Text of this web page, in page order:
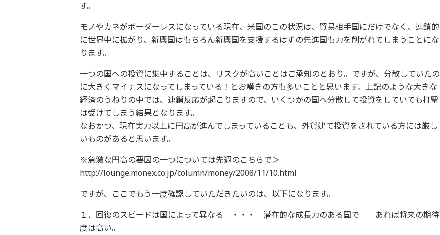
す。
モノやカネがボーダーレスになっている現在、米国のこの状況は、貿易相手国にだけでなく、連鎖的
に世界中に拡がり、新興国はもちろん新興国を支援するはずの先進国も力を削がれてしまうことにな
ります。
一つの国への投資に集中することは、リスクが高いことはご承知のとおり。ですが、分散していたの
に大きくマイナスになってしまっている！とお嘆きの方も多いことと思います。上記のような大きな
経済のうねりの中では、連鎖反応が起こりますので、いくつかの国へ分散して投資をしていても打撃
は受けてしまう結果となります。
なおかつ、現在実力以上に円高が進んでしまっていることも、外貨建て投資をされている方には厳し
いものがあると思います。
※急激な円高の要因の一つについては先週のこちらで＞
http://lounge.monex.co.jp/column/money/2008/11/10.html
ですが、ここでもう一度確認していただきたいのは、以下になります。
１．回復のスピードは国によって異なる ・・・ 潜在的な成長力のある国で あれば将来の期待
度は高い。